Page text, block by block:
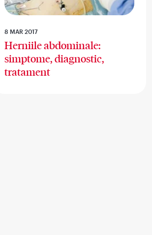
8 MAR 2017
Herniile abdominale:
simptome, diagnostic,
tratament